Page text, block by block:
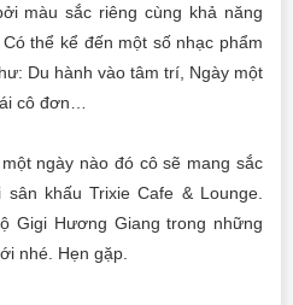
màu sắc riêng cùng khả năng
thể kể đến một số nhạc phẩm
Du hành vào tâm trí, Ngày một
cô đơn…
ngày nào đó cô sẽ mang sắc
khấu Trixie Cafe & Lounge.
Gigi Hương Giang trong những
nhé. Hẹn gặp.